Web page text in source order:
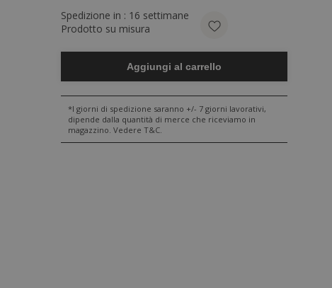
Spedizione in : 16 settimane
Prodotto su misura
Aggiungi al carrello
*I giorni di spedizione saranno +/- 7 giorni lavorativi,
dipende dalla quantità di merce che riceviamo in
magazzino. Vedere T&C.